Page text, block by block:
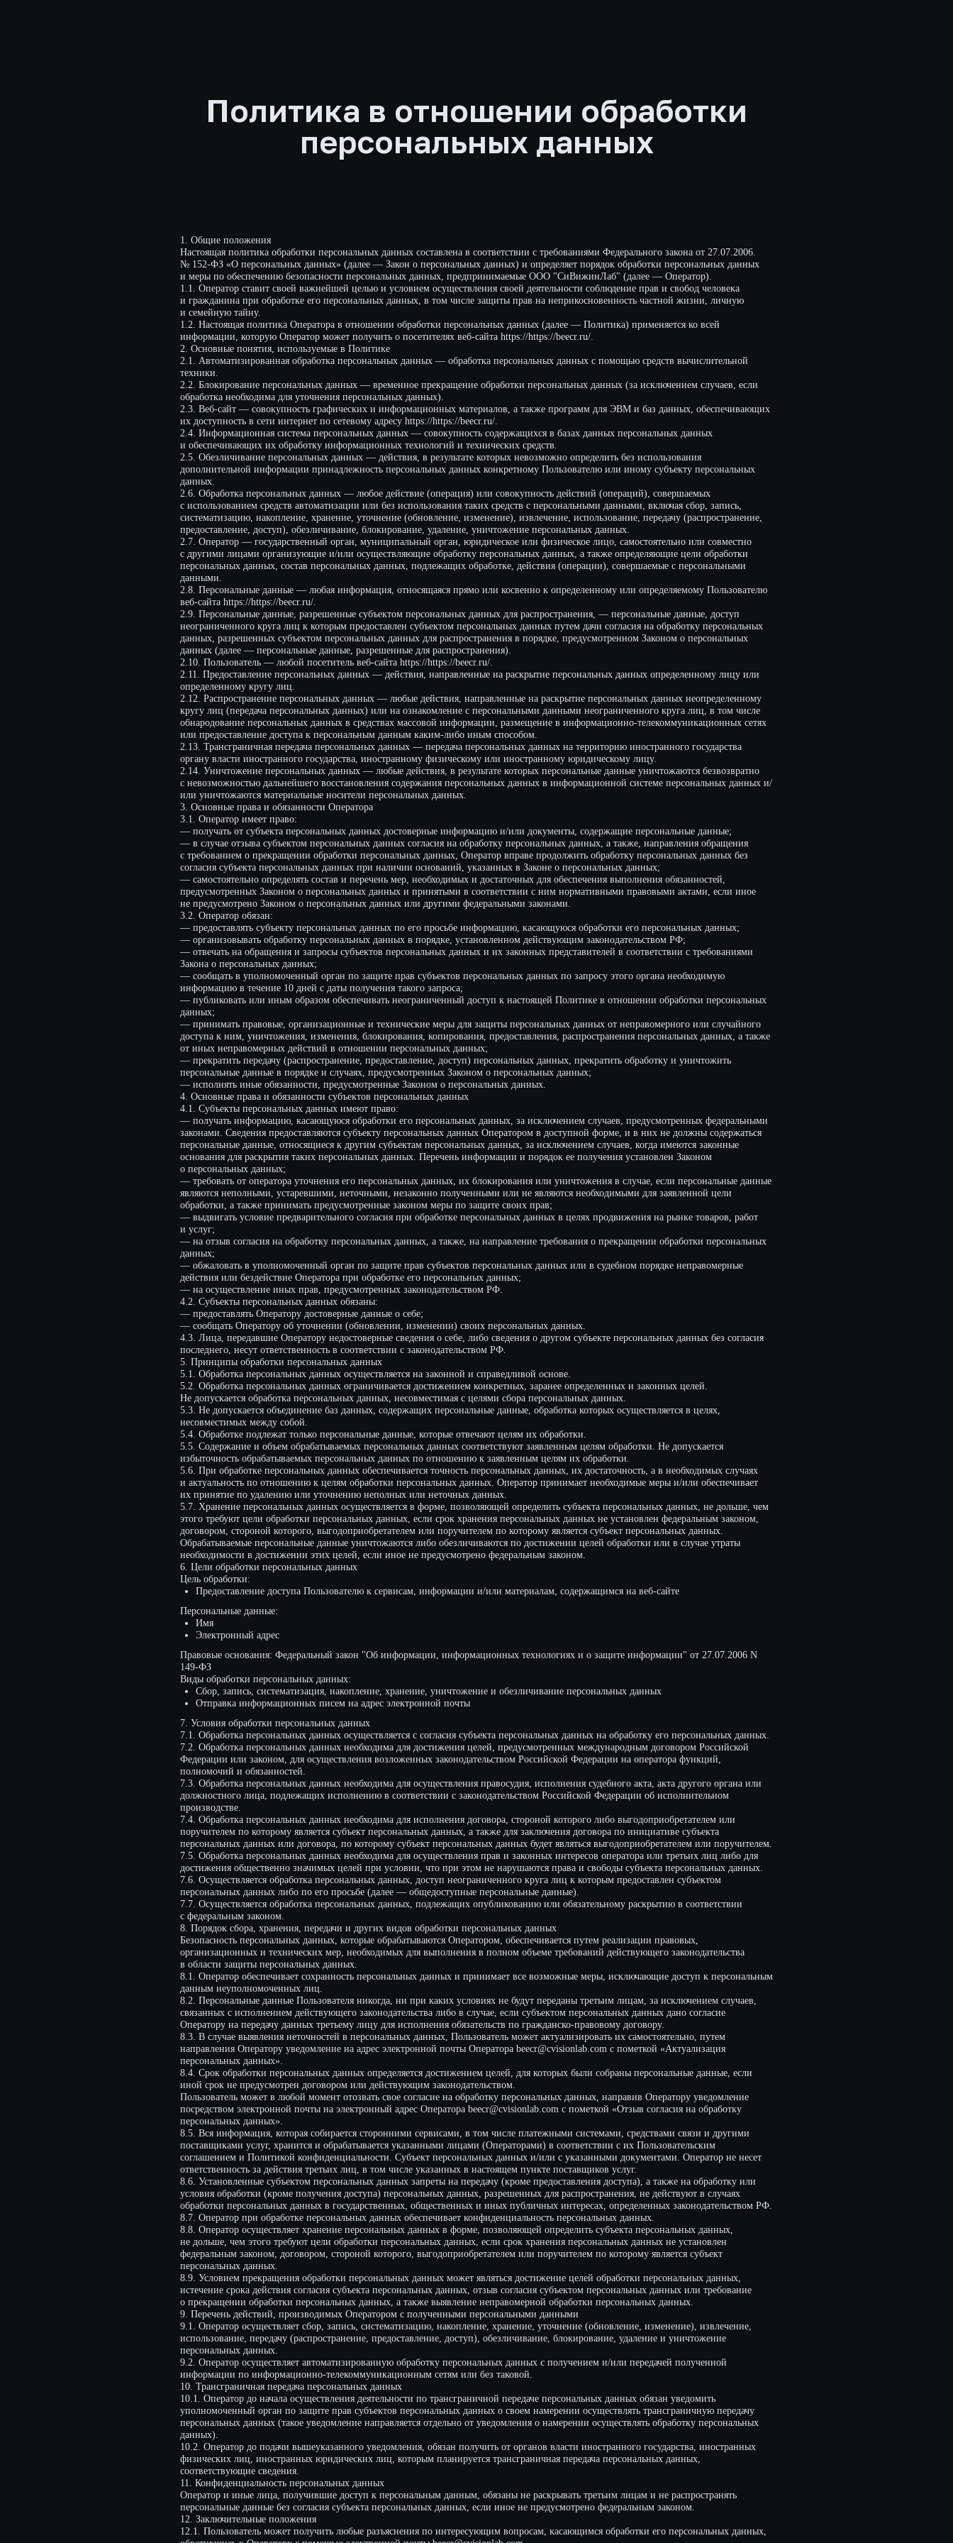
Политика в отношении обработки
персональных данных
№ 152-ФЗ «О персональных данных» (далее — Закон о персональных данных) и определяет порядок обработки персональных данных
и меры по обеспечению безопасности персональных данных, предпринимаемые ООО "СиВижинЛаб" (далее — Оператор).
1.1. Оператор ставит своей важнейшей целью и условием осуществления своей деятельности соблюдение прав и свобод человека
и гражданина при обработке его персональных данных, в том числе защиты прав на неприкосновенность частной жизни, личную
и семейную тайну.
1.2. Настоящая политика Оператора в отношении обработки персональных данных (далее — Политика) применяется ко всей
информации, которую Оператор может получить о посетителях веб-сайта https://https://beecr.ru/.
2. Основные понятия, используемые в Политике
2.1. Автоматизированная обработка персональных данных — обработка персональных данных с помощью средств вычислительной
техники.
2.2. Блокирование персональных данных — временное прекращение обработки персональных данных (за исключением случаев, если
обработка необходима для уточнения персональных данных).
2.3. Веб-сайт — совокупность графических и информационных материалов, а также программ для ЭВМ и баз данных, обеспечивающих
их доступность в сети интернет по сетевому адресу https://https://beecr.ru/.
2.4. Информационная система персональных данных — совокупность содержащихся в базах данных персональных данных
и обеспечивающих их обработку информационных технологий и технических средств.
2.5. Обезличивание персональных данных — действия, в результате которых невозможно определить без использования
дополнительной информации принадлежность персональных данных конкретному Пользователю или иному субъекту персональных
данных.
2.6. Обработка персональных данных — любое действие (операция) или совокупность действий (операций), совершаемых
с использованием средств автоматизации или без использования таких средств с персональными данными, включая сбор, запись,
систематизацию, накопление, хранение, уточнение (обновление, изменение), извлечение, использование, передачу (распространение,
предоставление, доступ), обезличивание, блокирование, удаление, уничтожение персональных данных.
2.7. Оператор — государственный орган, муниципальный орган, юридическое или физическое лицо, самостоятельно или совместно
с другими лицами организующие и/или осуществляющие обработку персональных данных, а также определяющие цели обработки
персональных данных, состав персональных данных, подлежащих обработке, действия (операции), совершаемые с персональными
2.8. Персональные данные — любая информация, относящаяся прямо или косвенно к определенному или определяемому Пользователю
веб-сайта https://https://beecr.ru/.
2.9. Персональные данные, разрешенные субъектом персональных данных для распространения, — персональные данные, доступ
неограниченного круга лиц к которым предоставлен субъектом персональных данных путем дачи согласия на обработку персональных
данных, разрешенных субъектом персональных данных для распространения в порядке, предусмотренном Законом о персональных
данных (далее — персональные данные, разрешенные для распространения).
2.10. Пользователь — любой посетитель веб-сайта https://https://beecr.ru/.
2.11. Предоставление персональных данных — действия, направленные на раскрытие персональных данных определенному лицу или
определенному кругу лиц.
2.12. Распространение персональных данных — любые действия, направленные на раскрытие персональных данных неопределенному
кругу лиц (передача персональных данных) или на ознакомление с персональными данными неограниченного круга лиц, в том числе
обнародование персональных данных в средствах массовой информации, размещение в информационно-телекоммуникационных сетях
или предоставление доступа к персональным данным каким-либо иным способом.
2.13. Трансграничная передача персональных данных — передача персональных данных на территорию иностранного государства
органу власти иностранного государства, иностранному физическому или иностранному юридическому лицу.
2.14. Уничтожение персональных данных — любые действия, в результате которых персональные данные уничтожаются безвозвратно
с невозможностью дальнейшего восстановления содержания персональных данных в информационной системе персональных данных и/
или уничтожаются материальные носители персональных данных.
3. Основные права и обязанности Оператора
3.1. Оператор имеет право:
— получать от субъекта персональных данных достоверные информацию и/или документы, содержащие персональные данные;
— в случае отзыва субъектом персональных данных согласия на обработку персональных данных, а также, направления обращения
с требованием о прекращении обработки персональных данных, Оператор вправе продолжить обработку персональных данных без
согласия субъекта персональных данных при наличии оснований, указанных в Законе о персональных данных;
— самостоятельно определять состав и перечень мер, необходимых и достаточных для обеспечения выполнения обязанностей,
предусмотренных Законом о персональных данных и принятыми в соответствии с ним нормативными правовыми актами, если иное
не предусмотрено Законом о персональных данных или другими федеральными законами.
3.2. Оператор обязан:
— предоставлять субъекту персональных данных по его просьбе информацию, касающуюся обработки его персональных данных;
— организовывать обработку персональных данных в порядке, установленном действующим законодательством РФ;
— отвечать на обращения и запросы субъектов персональных данных и их законных представителей в соответствии с требованиями
Закона о персональных данных;
— сообщать в уполномоченный орган по защите прав субъектов персональных данных по запросу этого органа необходимую
информацию в течение 10 дней с даты получения такого запроса;
— публиковать или иным образом обеспечивать неограниченный доступ к настоящей Политике в отношении обработки персональных
данных;
— принимать правовые, организационные и технические меры для защиты персональных данных от неправомерного или случайного
доступа к ним, уничтожения, изменения, блокирования, копирования, предоставления, распространения персональных данных, а также
от иных неправомерных действий в отношении персональных данных;
— прекратить передачу (распространение, предоставление, доступ) персональных данных, прекратить обработку и уничтожить
персональные данные в порядке и случаях, предусмотренных Законом о персональных данных;
— исполнять иные обязанности, предусмотренные Законом о персональных данных.
4. Основные права и обязанности субъектов персональных данных
4.1. Субъекты персональных данных имеют право:
— получать информацию, касающуюся обработки его персональных данных, за исключением случаев, предусмотренных федеральными
законами. Сведения предоставляются субъекту персональных данных Оператором в доступной форме, и в них не должны содержаться
персональные данные, относящиеся к другим субъектам персональных данных, за исключением случаев, когда имеются законные
основания для раскрытия таких персональных данных. Перечень информации и порядок ее получения установлен Законом
о персональных данных;
— требовать от оператора уточнения его персональных данных, их блокирования или уничтожения в случае, если персональные данные
являются неполными, устаревшими, неточными, незаконно полученными или не являются необходимыми для заявленной цели
обработки, а также принимать предусмотренные законом меры по защите своих прав;
— выдвигать условие предварительного согласия при обработке персональных данных в целях продвижения на рынке товаров, работ
и услуг;
— на отзыв согласия на обработку персональных данных, а также, на направление требования о прекращении обработки персональных
данных;
— обжаловать в уполномоченный орган по защите прав субъектов персональных данных или в судебном порядке неправомерные
действия или бездействие Оператора при обработке его персональных данных;
— на осуществление иных прав, предусмотренных законодательством РФ.
4.2. Субъекты персональных данных обязаны:
— предоставлять Оператору достоверные данные о себе;
— сообщать Оператору об уточнении (обновлении, изменении) своих персональных данных.
4.3. Лица, передавшие Оператору недостоверные сведения о себе, либо сведения о другом субъекте персональных данных без согласия
последнего, несут ответственность в соответствии с законодательством РФ.
5. Принципы обработки персональных данных
5.1. Обработка персональных данных осуществляется на законной и справедливой основе.
5.2. Обработка персональных данных ограничивается достижением конкретных, заранее определенных и законных целей.
Не допускается обработка персональных данных, несовместимая с целями сбора персональных данных.
5.3. Не допускается объединение баз данных, содержащих персональные данные, обработка которых осуществляется в целях,
несовместимых между собой.
5.4. Обработке подлежат только персональные данные, которые отвечают целям их обработки.
5.5. Содержание и объем обрабатываемых персональных данных соответствуют заявленным целям обработки. Не допускается
избыточность обрабатываемых персональных данных по отношению к заявленным целям их обработки.
5.6. При обработке персональных данных обеспечивается точность персональных данных, их достаточность, а в необходимых случаях
и актуальность по отношению к целям обработки персональных данных. Оператор принимает необходимые меры и/или обеспечивает
их принятие по удалению или уточнению неполных или неточных данных.
5.7. Хранение персональных данных осуществляется в форме, позволяющей определить субъекта персональных данных, не дольше, чем
этого требуют цели обработки персональных данных, если срок хранения персональных данных не установлен федеральным законом,
договором, стороной которого, выгодоприобретателем или поручителем по которому является субъект персональных данных.
Обрабатываемые персональные данные уничтожаются либо обезличиваются по достижении целей обработки или в случае утраты
необходимости в достижении этих целей, если иное не предусмотрено федеральным законом.
6. Цели обработки персональных данных
Цель обработки:
Предоставление доступа Пользователю к сервисам, информации и/или материалам, содержащимся на веб-сайте
Персональные данные:
Имя
Электронный адрес
Правовые основания: Федеральный закон "Об информации, информационных технологиях и о защите информации" от 27.07.2006 N
149-ФЗ
Виды обработки персональных данных:
Сбор, запись, систематизация, накопление, хранение, уничтожение и обезличивание персональных данных
Отправка информационных писем на адрес электронной почты
7. Условия обработки персональных данных
7.1. Обработка персональных данных осуществляется с согласия субъекта персональных данных на обработку его персональных данных.
7.2. Обработка персональных данных необходима для достижения целей, предусмотренных международным договором Российской
Федерации или законом, для осуществления возложенных законодательством Российской Федерации на оператора функций,
полномочий и обязанностей.
7.3. Обработка персональных данных необходима для осуществления правосудия, исполнения судебного акта, акта другого органа или
должностного лица, подлежащих исполнению в соответствии с законодательством Российской Федерации об исполнительном
7.4. Обработка персональных данных необходима для исполнения договора, стороной которого либо выгодоприобретателем или
поручителем по которому является субъект персональных данных, а также для заключения договора по инициативе субъекта
персональных данных или договора, по которому субъект персональных данных будет являться выгодоприобретателем или поручителем.
7.5. Обработка персональных данных необходима для осуществления прав и законных интересов оператора или третьих лиц либо для
достижения общественно значимых целей при условии, что при этом не нарушаются права и свободы субъекта персональных данных.
7.6. Осуществляется обработка персональных данных, доступ неограниченного круга лиц к которым предоставлен субъектом
персональных данных либо по его просьбе (далее — общедоступные персональные данные).
7.7. Осуществляется обработка персональных данных, подлежащих опубликованию или обязательному раскрытию в соответствии
с федеральным законом.
8. Порядок сбора, хранения, передачи и других видов обработки персональных данных
Безопасность персональных данных, которые обрабатываются Оператором, обеспечивается путем реализации правовых,
организационных и технических мер, необходимых для выполнения в полном объеме требований действующего законодательства
в области защиты персональных данных.
8.1. Оператор обеспечивает сохранность персональных данных и принимает все возможные меры, исключающие доступ к персональным
данным неуполномоченных лиц.
8.2. Персональные данные Пользователя никогда, ни при каких условиях не будут переданы третьим лицам, за исключением случаев,
связанных с исполнением действующего законодательства либо в случае, если субъектом персональных данных дано согласие
Оператору на передачу данных третьему лицу для исполнения обязательств по гражданско-правовому договору.
8.3. В случае выявления неточностей в персональных данных, Пользователь может актуализировать их самостоятельно, путем
направления Оператору уведомление на адрес электронной почты Оператора beecr@cvisionlab.com с пометкой «Актуализация
персональных данных».
8.4. Срок обработки персональных данных определяется достижением целей, для которых были собраны персональные данные, если
иной срок не предусмотрен договором или действующим законодательством.
Пользователь может в любой момент отозвать свое согласие на обработку персональных данных, направив Оператору уведомление
посредством электронной почты на электронный адрес Оператора beecr@cvisionlab.com с пометкой «Отзыв согласия на обработку
персональных данных».
8.5. Вся информация, которая собирается сторонними сервисами, в том числе платежными системами, средствами связи и другими
поставщиками услуг, хранится и обрабатывается указанными лицами (Операторами) в соответствии с их Пользовательским
соглашением и Политикой конфиденциальности. Субъект персональных данных и/или с указанными документами. Оператор не несет
ответственность за действия третьих лиц, в том числе указанных в настоящем пункте поставщиков услуг.
8.6. Установленные субъектом персональных данных запреты на передачу (кроме предоставления доступа), а также на обработку или
условия обработки (кроме получения доступа) персональных данных, разрешенных для распространения, не действуют в случаях
обработки персональных данных в государственных, общественных и иных публичных интересах, определенных законодательством РФ.
8.7. Оператор при обработке персональных данных обеспечивает конфиденциальность персональных данных.
8.8. Оператор осуществляет хранение персональных данных в форме, позволяющей определить субъекта персональных данных,
не дольше, чем этого требуют цели обработки персональных данных, если срок хранения персональных данных не установлен
федеральным законом, договором, стороной которого, выгодоприобретателем или поручителем по которому является субъект
персональных данных.
8.9. Условием прекращения обработки персональных данных может являться достижение целей обработки персональных данных,
истечение срока действия согласия субъекта персональных данных, отзыв согласия субъектом персональных данных или требование
о прекращении обработки персональных данных, а также выявление неправомерной обработки персональных данных.
9. Перечень действий, производимых Оператором с полученными персональными данными
9.1. Оператор осуществляет сбор, запись, систематизацию, накопление, хранение, уточнение (обновление, изменение), извлечение,
использование, передачу (распространение, предоставление, доступ), обезличивание, блокирование, удаление и уничтожение
персональных данных.
9.2. Оператор осуществляет автоматизированную обработку персональных данных с получением и/или передачей полученной
информации по информационно-телекоммуникационным сетям или без таковой.
10. Трансграничная передача персональных данных
10.1. Оператор до начала осуществления деятельности по трансграничной передаче персональных данных обязан уведомить
уполномоченный орган по защите прав субъектов персональных данных о своем намерении осуществлять трансграничную передачу
персональных данных (такое уведомление направляется отдельно от уведомления о намерении осуществлять обработку персональных
данных).
10.2. Оператор до подачи вышеуказанного уведомления, обязан получить от органов власти иностранного государства, иностранных
физических лиц, иностранных юридических лиц, которым планируется трансграничная передача персональных данных,
соответствующие сведения.
11. Конфиденциальность персональных данных
Оператор и иные лица, получившие доступ к персональным данным, обязаны не раскрывать третьим лицам и не распространять
персональные данные без согласия субъекта персональных данных, если иное не предусмотрено федеральным законом.
12. Заключительные положения
12.1. Пользователь может получить любые разъяснения по интересующим вопросам, касающимся обработки его персональных данных,
обратившись к Оператору с помощью электронной почты beecr@cvisionlab.com.
12.2. В данном документе будут отражены любые изменения политики обработки персональных данных Оператором. Политика
действует бессрочно до замены ее новой версией.
12.3. Актуальная версия Политики в свободном доступе расположена в сети Интернет по адресу https://https://beecr.ru/privacypolicy.